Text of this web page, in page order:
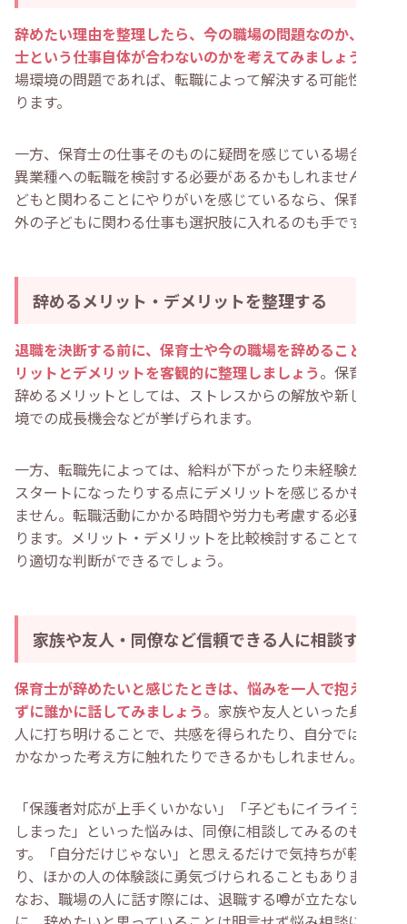
辞めたい理由を整理したら、今の職場の問題なのか、保育
士という仕事自体が合わないのかを考えてみましょう
場環境の問題であれば、転職によって解決する可能性があ
ります。
一方、保育士の仕事そのものに疑問を感じている場合は、
異業種への転職を検討する必要があるかもしれません。子
どもと関わることにやりがいを感じているなら、保育園以
外の子どもに関わる仕事も選択肢に入れるのも手です。
辞めるメリット・デメリットを整理する
退職を決断する前に、保育士や今の職場を辞めることのメ
リットとデメリットを客観的に整理しましょう。保育士を
辞めるメリットとしては、ストレスからの解放や新しい環
境での成長機会などが挙げられます。
一方、転職先によっては、給料が下がったり未経験からの
スタートになったりする点にデメリットを感じるかもしれ
ません。転職活動にかかる時間や労力も考慮する必要があ
ります。メリット・デメリットを比較検討することで、よ
り適切な判断ができるでしょう。
家族や友人・同僚など信頼できる人に相談する
保育士が辞めたいと感じたときは、悩みを一人で抱え込ま
ずに誰かに話してみましょう。家族や友人といった身近な
人に打ち明けることで、共感を得られたり、自分では気づ
かなかった考え方に触れたりできるかもしれません。
「保護者対応が上手くいかない」「子どもにイライラして
しまった」といった悩みは、同僚に相談してみるのも手で
す。「自分だけじゃない」と思えるだけで気持ちが軽くな
り、ほかの人の体験談に勇気づけられることもあります。
なお、職場の人に話す際には、退職する噂が立たないよう